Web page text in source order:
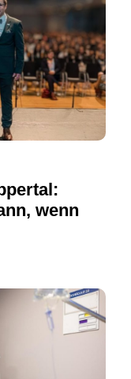
wenn